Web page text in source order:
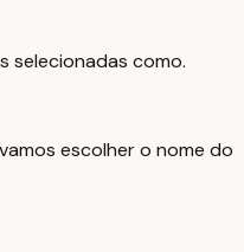
selecionadas como.
escolher o nome do